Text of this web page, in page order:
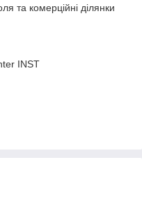
та комерційні ділянки
INST